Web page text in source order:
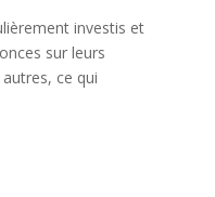
investis et
sur leurs
ce qui